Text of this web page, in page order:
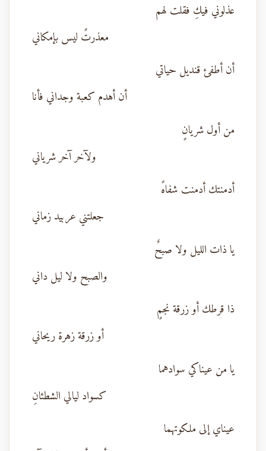
عذلوني فيكِ فقلت لهم
معذرتً ليس بإمكاني
أن أطفئ قنديل حياتي
أن أهدم كعبة وجداني فأنا
من أول شريانٍ
ولآخر آخر شرياني
أدمنتك أدمنت شفاهً
جعلتني عربيد زماني
يا ذات الليل ولا صبحٌ
والصبح ولا ليل داني
ذا قرطك أو زرقة نجمٍ
أو زرقة زهرة ريحاني
يا من عيناكي سوادهما
كسواد ليالي الشطئانِ
عيناي إلى ملكوتهما